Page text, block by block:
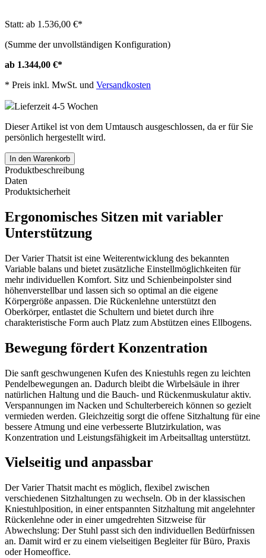
Statt: ab 1.536,00 €*
(Summe der unvollständigen Konfiguration)
ab 1.344,00 €*
* Preis inkl. MwSt. und Versandkosten
Lieferzeit 4-5 Wochen
Dieser Artikel ist von dem Umtausch ausgeschlossen, da er für Sie
persönlich hergestellt wird.
In den Warenkorb
Produktbeschreibung
Daten
Produktsicherheit
Ergonomisches Sitzen mit variabler
Unterstützung
Der Varier Thatsit ist eine Weiterentwicklung des bekannten
Variable balans und bietet zusätzliche Einstellmöglichkeiten für
mehr individuellen Komfort. Sitz und Schienbeinpolster sind
höhenverstellbar und lassen sich so optimal an die eigene
Körpergröße anpassen. Die Rückenlehne unterstützt den
Oberkörper, entlastet die Schultern und bietet durch ihre
charakteristische Form auch Platz zum Abstützen eines Ellbogens.
Bewegung fördert Konzentration
Die sanft geschwungenen Kufen des Kniestuhls regen zu leichten
Pendelbewegungen an. Dadurch bleibt die Wirbelsäule in ihrer
natürlichen Haltung und die Bauch- und Rückenmuskulatur aktiv.
Verspannungen im Nacken und Schulterbereich können so gezielt
vermieden werden. Gleichzeitig sorgt die offene Sitzhaltung für eine
bessere Atmung und eine verbesserte Blutzirkulation, was
Konzentration und Leistungsfähigkeit im Arbeitsalltag unterstützt.
Vielseitig und anpassbar
Der Varier Thatsit macht es möglich, flexibel zwischen
verschiedenen Sitzhaltungen zu wechseln. Ob in der klassischen
Kniestuhlposition, in einer entspannten Sitzhaltung mit angelehnter
Rückenlehne oder in einer umgedrehten Sitzweise für
Abwechslung: Der Stuhl passt sich den individuellen Bedürfnissen
an. Damit wird er zu einem vielseitigen Begleiter für Büro, Praxis
oder Homeoffice.